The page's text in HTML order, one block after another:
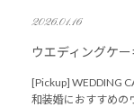
2026.01.16
ウエディングケ
[Pickup] WEDDING
和装婚におすすめの